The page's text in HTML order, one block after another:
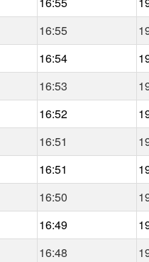
16:55
16:54
16:53
16:52
16:51
16:51
16:50
16:49
16:48